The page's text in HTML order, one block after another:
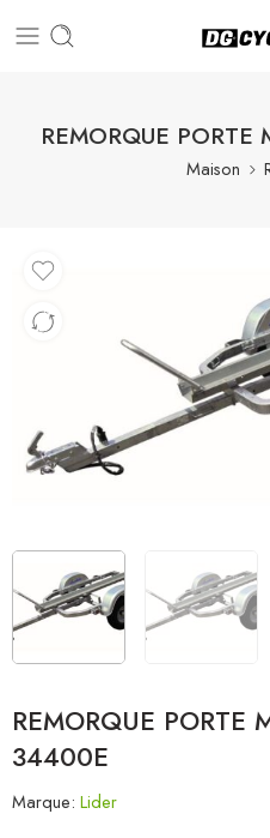
REMORQUE
Maison
REMORQUE PORTE
34400E
Marque: Lider